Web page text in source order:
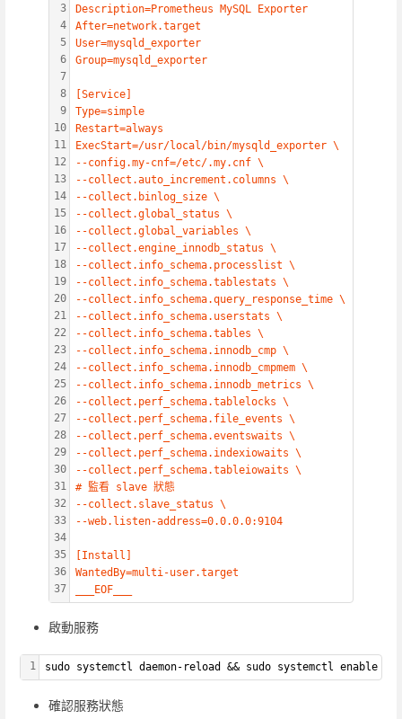
3
4
5
6
7
8
9
10
11
12
13
14
15
16
17
18
19
20
21
22
23
24
25
26
27
28
29
30
31
32
33
34
35
36
37
Description=Prometheus MySQL Exporter
After=network.target
User=mysqld_exporter
Group=mysqld_exporter
[Service]
Type=simple
Restart=always
ExecStart=/usr/local/bin/mysqld_exporter \
--config.my-cnf=/etc/.my.cnf \
--collect.auto_increment.columns \
--collect.binlog_size \
--collect.global_status \
--collect.global_variables \
--collect.engine_innodb_status \
--collect.info_schema.processlist \
--collect.info_schema.tablestats \
--collect.info_schema.query_response_time \
--collect.info_schema.userstats \
--collect.info_schema.tables \
--collect.info_schema.innodb_cmp \
--collect.info_schema.innodb_cmpmem \
--collect.info_schema.innodb_metrics \
--collect.perf_schema.tablelocks \
--collect.perf_schema.file_events \
--collect.perf_schema.eventswaits \
--collect.perf_schema.indexiowaits \
--collect.perf_schema.tableiowaits \
# 監看 slave 狀態
--collect.slave_status \
--web.listen-address=0.0.0.0:9104
[Install]
WantedBy=multi-user.target
___EOF___
啟動服務
1 sudo systemctl daemon-reload && sudo systemctl enable --
確認服務狀態